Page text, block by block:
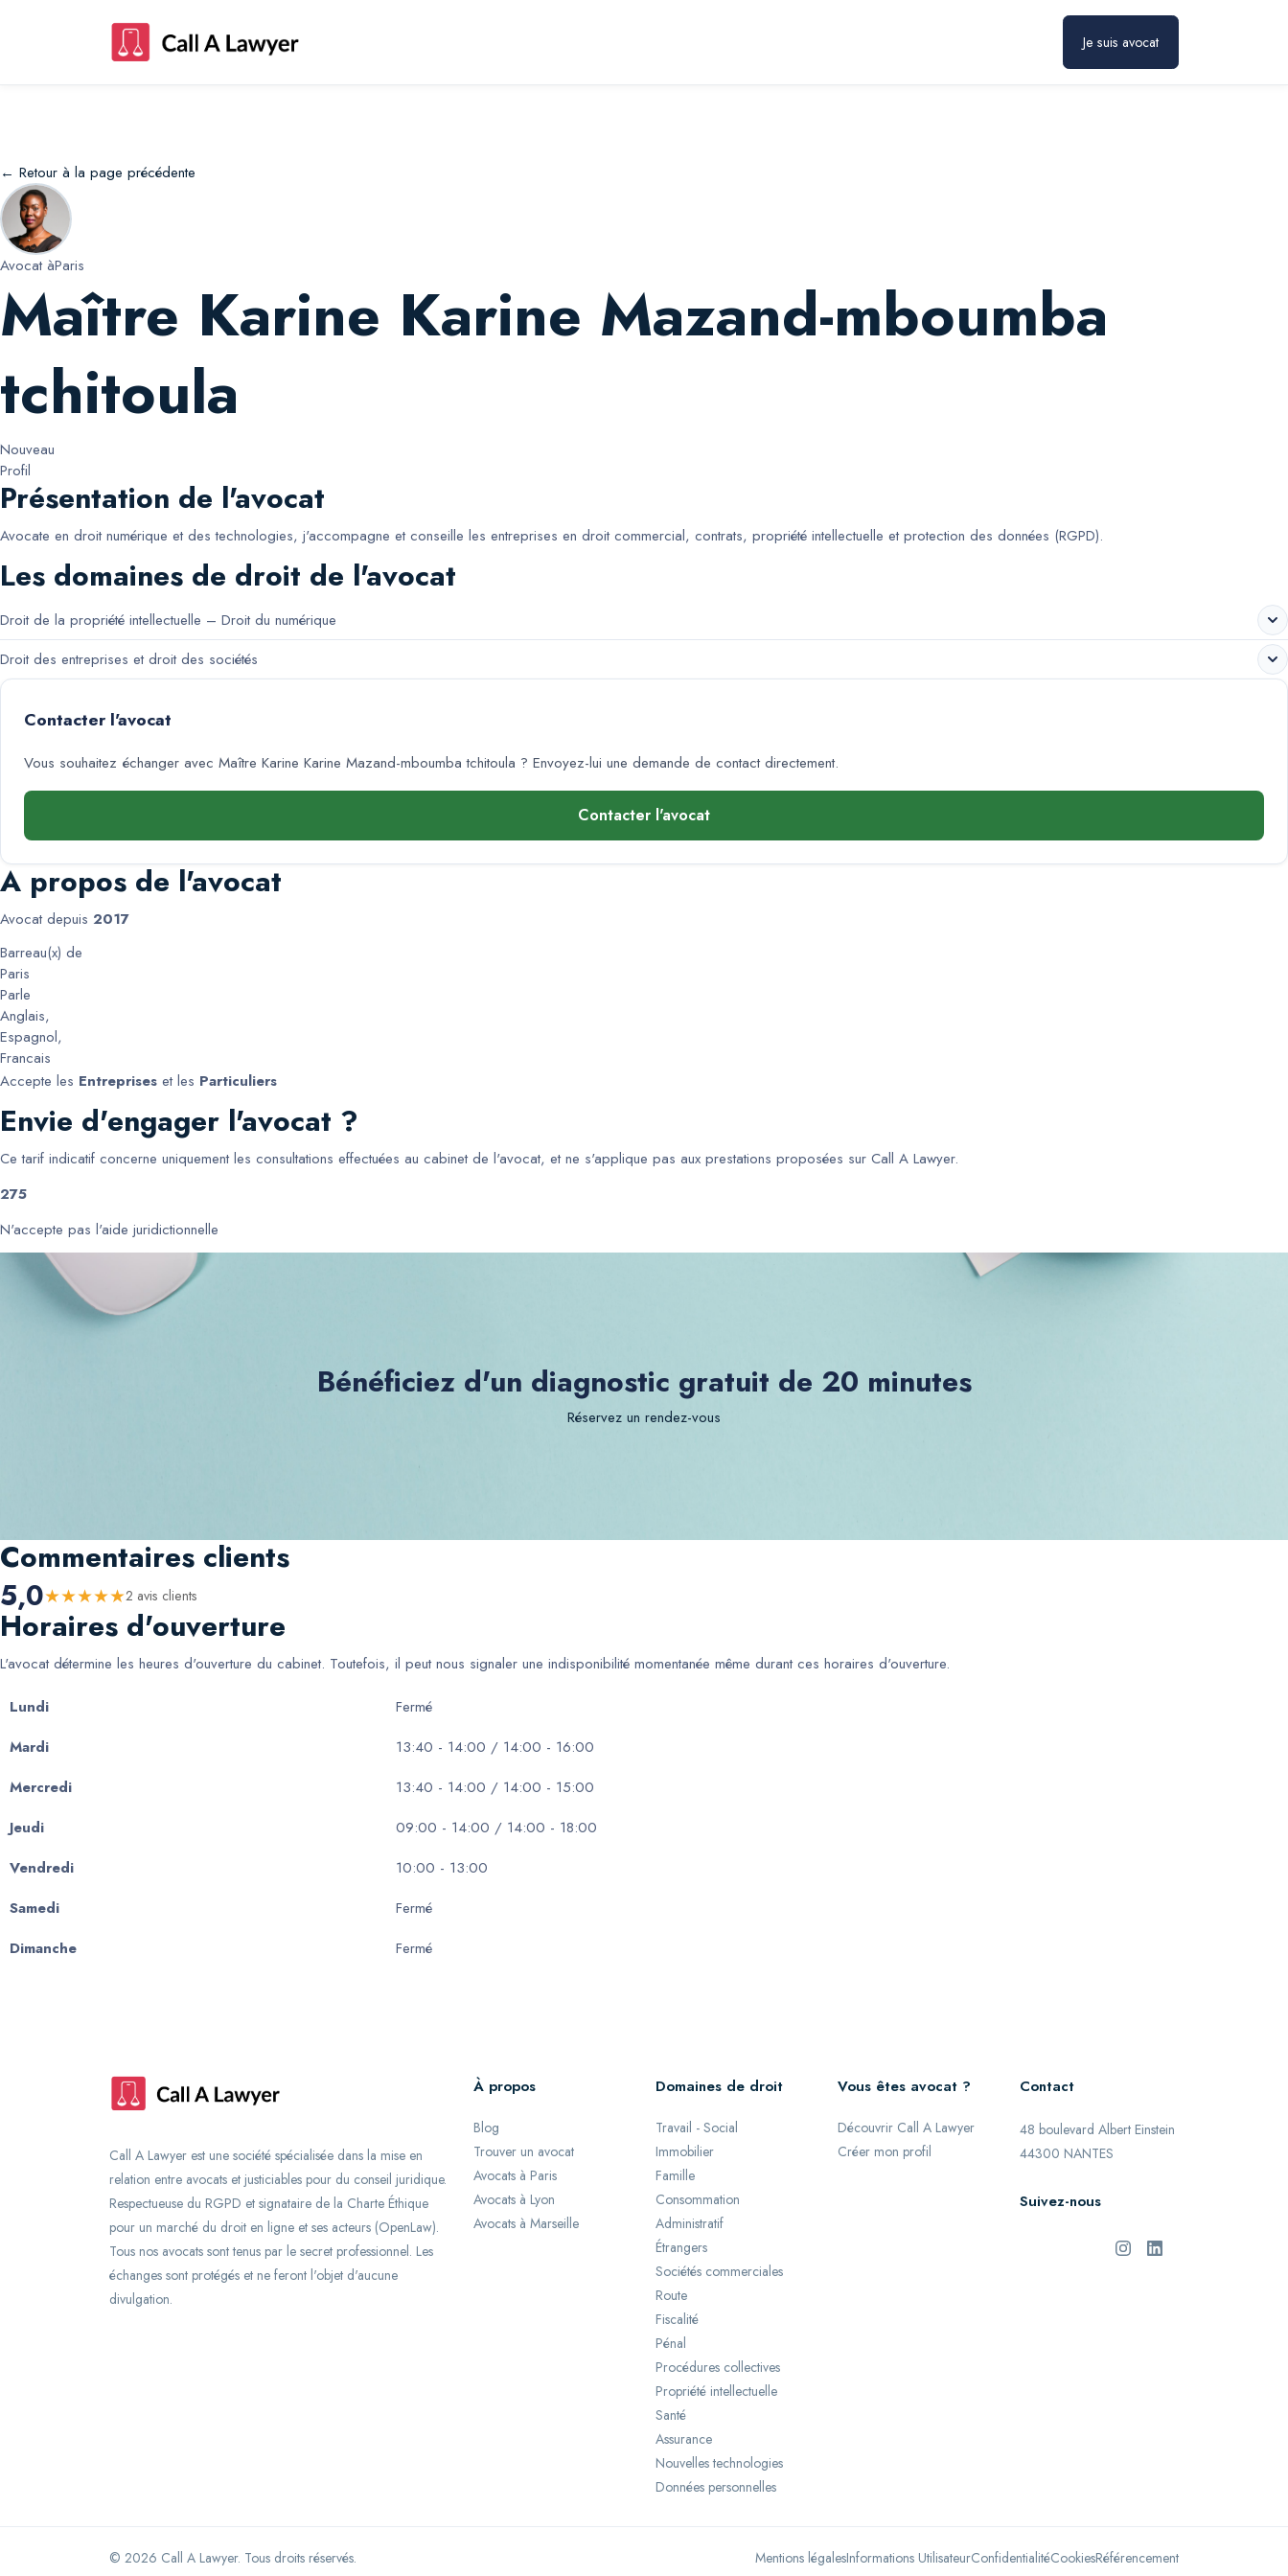
Je suis avocat
← Retour à la page précédente
Avocat àParis
Maître Karine Karine Mazand-mboumba
tchitoula
Nouveau
Profil
Présentation de l'avocat
Avocate en droit numérique et des technologies, j'accompagne et conseille les entreprises en droit commercial, contrats, propriété intellectuelle et protection des données (RGPD).
Les domaines de droit de l'avocat
Droit de la propriété intellectuelle – Droit du numérique
Droit des entreprises et droit des sociétés
Contacter l'avocat
Vous souhaitez échanger avec Maître Karine Karine Mazand-mboumba tchitoula ? Envoyez-lui une demande de contact directement.
Contacter l'avocat
A propos de l'avocat
Avocat depuis 2017
Barreau(x) de
Paris
Parle
Anglais,
Espagnol,
Francais
Accepte les Entreprises et les Particuliers
Envie d'engager l'avocat ?
Ce tarif indicatif concerne uniquement les consultations effectuées au cabinet de l'avocat, et ne s'applique pas aux prestations proposées sur Call A Lawyer.
275
N'accepte pas l'aide juridictionnelle
Bénéficiez d'un diagnostic gratuit de 20 minutes
Réservez un rendez-vous
Commentaires clients
5,0★★★★★2 avis clients
Horaires d'ouverture
L'avocat détermine les heures d'ouverture du cabinet. Toutefois, il peut nous signaler une indisponibilité momentanée même durant ces horaires d'ouverture.
Lundi
Fermé
Mardi
13:40 - 14:00 / 14:00 - 16:00
Mercredi
13:40 - 14:00 / 14:00 - 15:00
Jeudi
09:00 - 14:00 / 14:00 - 18:00
Vendredi
10:00 - 13:00
Samedi
Fermé
Dimanche
Fermé
Call A Lawyer est une société spécialisée dans la mise en
relation entre avocats et justiciables pour du conseil juridique.
Respectueuse du RGPD et signataire de la Charte Éthique
pour un marché du droit en ligne et ses acteurs (OpenLaw).
Tous nos avocats sont tenus par le secret professionnel. Les
échanges sont protégés et ne feront l'objet d'aucune
divulgation.
À propos
Blog
Trouver un avocat
Avocats à Paris
Avocats à Lyon
Avocats à Marseille
Domaines de droit
Travail - Social
Immobilier
Famille
Consommation
Administratif
Étrangers
Sociétés commerciales
Route
Fiscalité
Pénal
Procédures collectives
Propriété intellectuelle
Santé
Assurance
Nouvelles technologies
Données personnelles
Vous êtes avocat ?
Découvrir Call A Lawyer
Créer mon profil
Contact
48 boulevard Albert Einstein
44300 NANTES
Suivez-nous
© 2026 Call A Lawyer. Tous droits réservés. Mentions légalesInformations UtilisateurConfidentialitéCookiesRéférencement